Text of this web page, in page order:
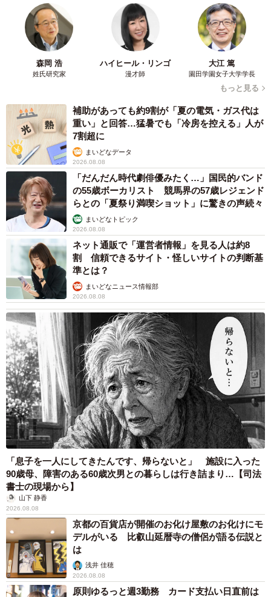
3/9
なでられ待ちさん（画像提供：たまgoさん）
森岡 浩
姓氏研究家
ハイヒール・リンゴ
漫才師
大江 篤
園田学園女子大学学長
もっと見る
補助があっても約9割が「夏の電気・ガス代は
重い」と回答…猛暑でも「冷房を控える」人が
7割超に
まいどなデータ
2026.08.08
「だんだん時代劇俳優みたく…」国民的バンド
の55歳ボーカリスト 競馬界の57歳レジェンド
らとの「夏祭り満喫ショット」に驚きの声続々
まいどなトピック
2026.08.08
ネット通販で「運営者情報」を見る人は約8
割 信頼できるサイト・怪しいサイトの判断基
準とは？
まいどなニュース情報部
2026.08.08
「息子を一人にしてきたんです、帰らないと」 施設に入った
90歳母、障害のある60歳次男との暮らしは行き詰まり…【司法
書士の現場から】
山下 静香
2026.08.08
京都の百貨店が開催のお化け屋敷のお化けにモ
デルがいる 比叡山延暦寺の僧侶が語る伝説と
は
浅井 佳穂
2026.08.08
原則ゆるっと週3勤務 カード支払い日直前は